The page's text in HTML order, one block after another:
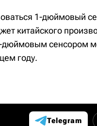
1-дюймовый
китайского
дюймовым сенсором
году.
Telegram